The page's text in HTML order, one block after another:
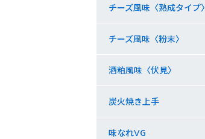
チーズ風味〈熟成タイプ〉
チーズ風味〈粉末〉
酒粕風味〈伏見〉
炭火焼き上手
味なれⅤG